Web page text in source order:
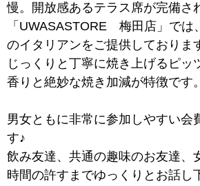
慢。開放感あるテラス席が完備さ
「UWASASTORE 梅田店」では
のイタリアンをご提供しておりま
じっくりと丁寧に焼き上げるピッ
香りと絶妙な焼き加減が特徴です。
男女ともに非常に参加しやすい会
す♪
飲み友達、共通の趣味のお友達、
時間の許すまでゆっくりとお話し